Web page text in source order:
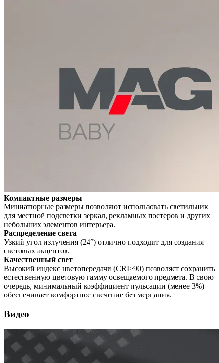
Компактные размеры
Миниатюрные размеры позволяют использовать светильник
для местной подсветки зеркал, рекламных постеров и других
небольших элементов интерьера.
Распределение света
Узкий угол излучения (24°) отлично подходит для создания
световых акцентов.
Качественный свет
Высокий индекс цветопередачи (CRI>90) позволяет сохранить
естественную цветовую гамму освещаемого предмета. В свою
очередь, минимальный коэффициент пульсации (менее 3%)
обеспечивает комфортное свечение без мерцания.
Видео